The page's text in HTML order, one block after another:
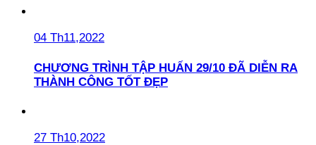
04 Th11,2022
CHƯƠNG TRÌNH TẬP HUẤN 29/10 ĐÃ DIỄN RA
THÀNH CÔNG TỐT ĐẸP
27 Th10,2022